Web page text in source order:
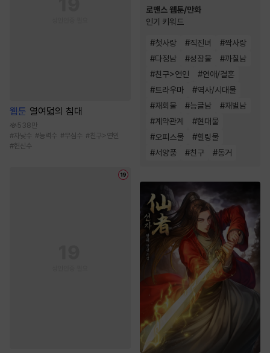
웹툰 열여덟의 침대
538만
#자낮수 #능력수 #무심수 #친구>연인
#헌신수
로맨스 웹툰/만화
인기 키워드
#첫사랑 #직진녀 #짝사랑
#다정남 #성장물 #까칠남
#친구>연인 #연애/결혼
#트라우마 #역사/시대물
#재회물 #능글남 #재벌남
#계약관계 #현대물
#오피스물 #힐링물
#서양풍 #친구 #동거